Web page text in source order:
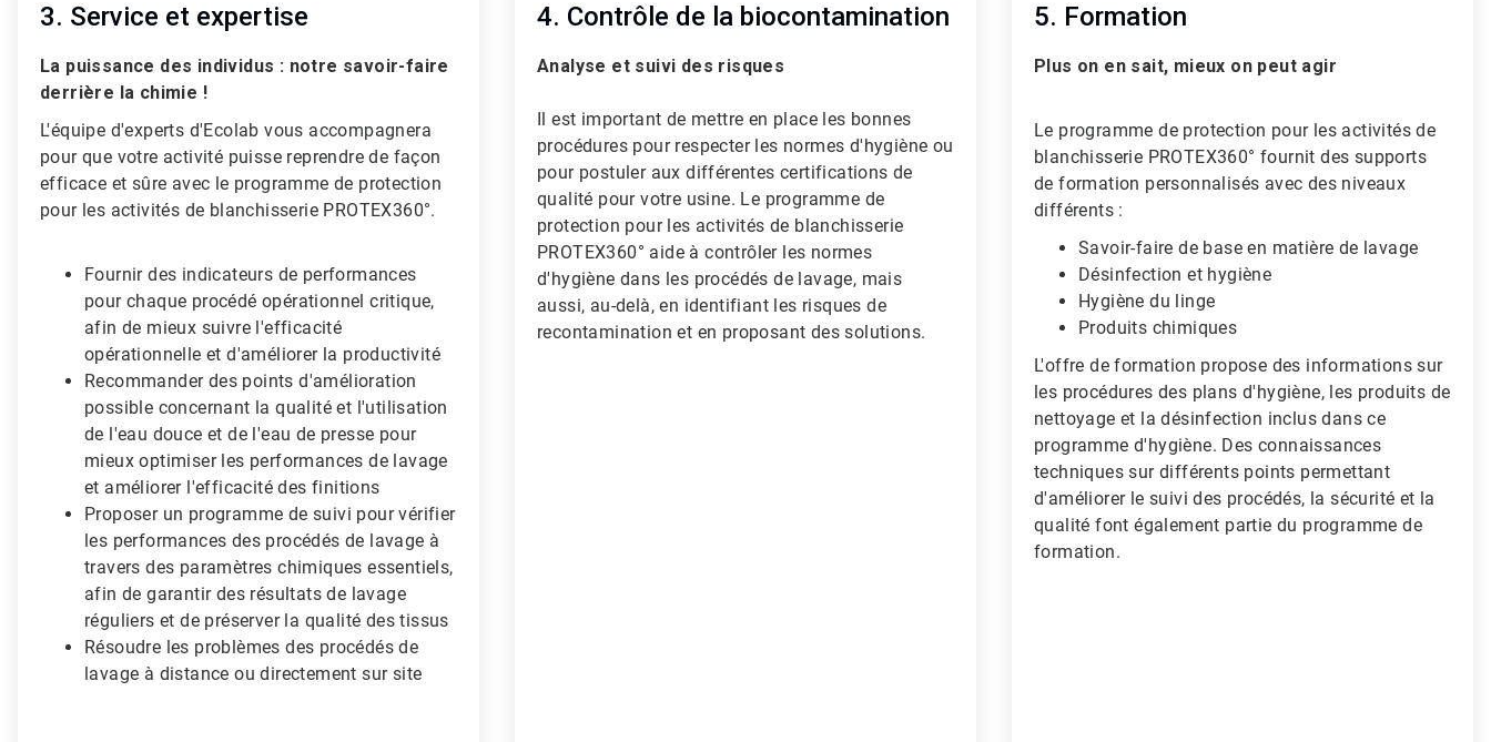
3. Service et expertise
La puissance des individus : notre savoir-faire
derrière la chimie !
L'équipe d'experts d'Ecolab vous accompagnera
pour que votre activité puisse reprendre de façon
efficace et sûre avec le programme de protection
pour les activités de blanchisserie PROTEX360°.
Fournir des indicateurs de performances
pour chaque procédé opérationnel critique,
afin de mieux suivre l'efficacité
opérationnelle et d'améliorer la productivité
Recommander des points d'amélioration
possible concernant la qualité et l'utilisation
de l'eau douce et de l'eau de presse pour
mieux optimiser les performances de lavage
et améliorer l'efficacité des finitions
Proposer un programme de suivi pour vérifier
les performances des procédés de lavage à
travers des paramètres chimiques essentiels,
afin de garantir des résultats de lavage
réguliers et de préserver la qualité des tissus
Résoudre les problèmes des procédés de
lavage à distance ou directement sur site
4. Contrôle de la biocontamination
Analyse et suivi des risques
Il est important de mettre en place les bonnes
procédures pour respecter les normes d'hygiène ou
pour postuler aux différentes certifications de
qualité pour votre usine. Le programme de
protection pour les activités de blanchisserie
PROTEX360° aide à contrôler les normes
d'hygiène dans les procédés de lavage, mais
aussi, au-delà, en identifiant les risques de
recontamination et en proposant des solutions.
5. Formation
Plus on en sait, mieux on peut agir
Le programme de protection pour les activités de
blanchisserie PROTEX360° fournit des supports
de formation personnalisés avec des niveaux
différents :
Savoir-faire de base en matière de lavage
Désinfection et hygiène
Hygiène du linge
Produits chimiques
L'offre de formation propose des informations sur
les procédures des plans d'hygiène, les produits de
nettoyage et la désinfection inclus dans ce
programme d'hygiène. Des connaissances
techniques sur différents points permettant
d'améliorer le suivi des procédés, la sécurité et la
qualité font également partie du programme de
formation.